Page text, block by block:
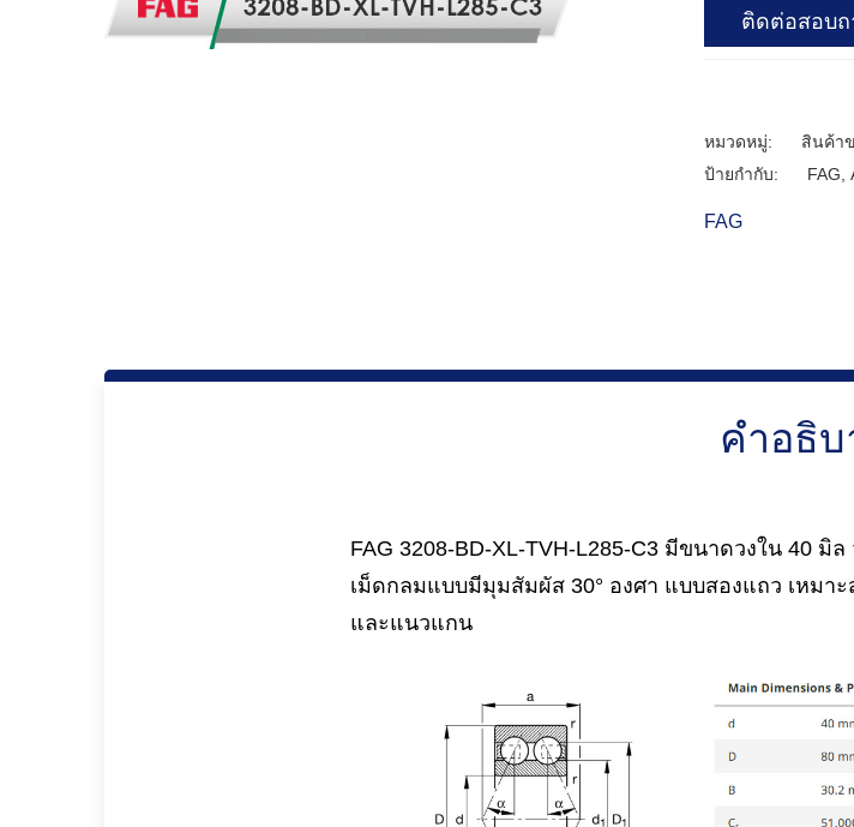
ติดต่อสอบถ
หมวดหมู่: สินค้า
ป้ายกำกับ:
FAG
FAG
คำอธิบ
FAG 3208-BD-XL-TVH-L285-C3 มีขนาดวงใน 40
เม็ดกลมแบบมีมุมสัมผัส 30° องศา แบบสองแถว เหมา
และแนวแกน